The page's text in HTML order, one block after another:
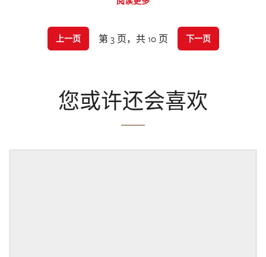
上一页 第 3 页，共 10 页 下一页
您或许还会喜欢